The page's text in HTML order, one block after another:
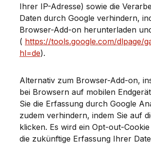
Ihrer IP-Adresse) sowie die
Daten durch Google verhindern,
Browser-Add-on herunterladen
( https://tools.google.com/dlpage/
hl=de).
Alternativ zum Browser-Add-on,
bei Browsern auf mobilen
Sie die Erfassung durch Google
zudem verhindern, indem Sie auf
klicken. Es wird ein Opt-out-
die zukünftige Erfassung Ihrer